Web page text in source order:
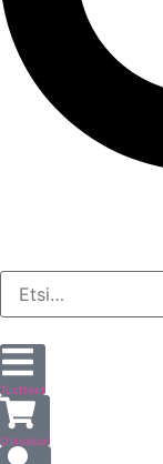
Tuotteet
Ostoskori